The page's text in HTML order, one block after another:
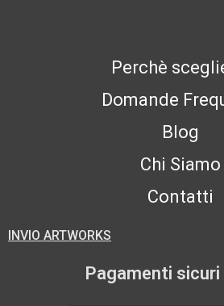
Perchè
Domande
Blog
Chi Siamo
Contatti
INVIO ARTWORKS
Pagamenti sicuri